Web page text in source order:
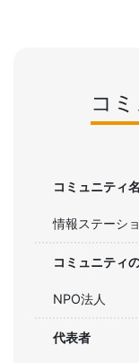
コ
コミュニティ名
情報ステーシ
コミュニティ
NPO法人
代表者